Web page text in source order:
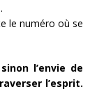
le numéro où se
l’envie de
l’esprit.